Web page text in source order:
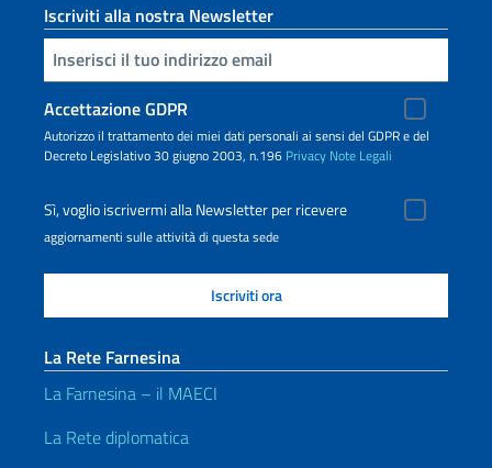
Iscriviti alla nostra Newsletter
Inserisci la tua email
Accettazione GDPR
Autorizzo il trattamento dei miei dati personali ai sensi del GDPR e del
Decreto Legislativo 30 giugno 2003, n.196 Privacy Note Legali
Sì, voglio iscrivermi alla Newsletter per ricevere
aggiornamenti sulle attività di questa sede
La Rete Farnesina
La Farnesina – il MAECI
La Rete diplomatica